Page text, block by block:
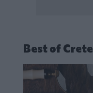
Best of Crete